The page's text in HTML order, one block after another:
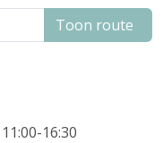
Toon route
11:00-16:30